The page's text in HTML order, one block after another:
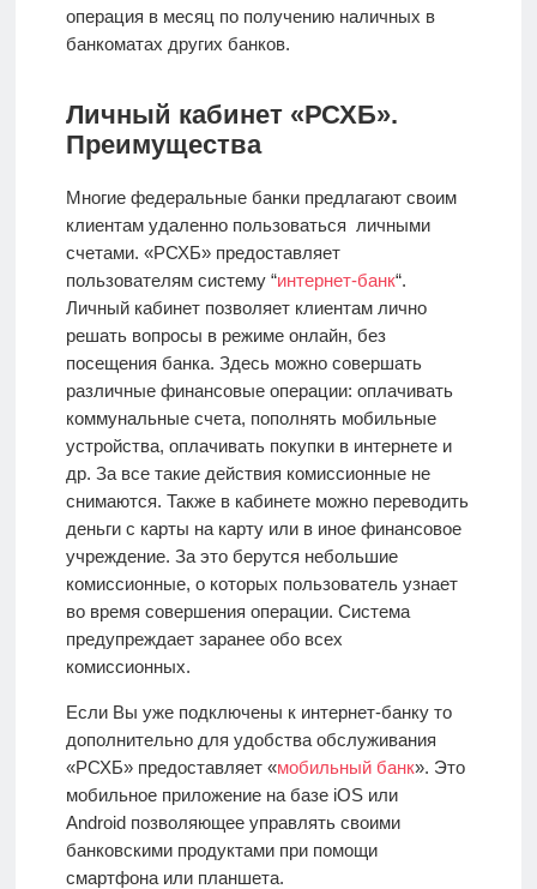
операция в месяц по получению наличных в
банкоматах других банков.
Личный кабинет «РСХБ».
Преимущества
Многие федеральные банки предлагают своим
клиентам удаленно пользоваться личными
счетами. «РСХБ» предоставляет
пользователям систему “интернет-банк“.
Личный кабинет позволяет клиентам лично
решать вопросы в режиме онлайн, без
посещения банка. Здесь можно совершать
различные финансовые операции: оплачивать
коммунальные счета, пополнять мобильные
устройства, оплачивать покупки в интернете и
др. За все такие действия комиссионные не
снимаются. Также в кабинете можно переводить
деньги с карты на карту или в иное финансовое
учреждение. За это берутся небольшие
комиссионные, о которых пользователь узнает
во время совершения операции. Система
предупреждает заранее обо всех
комиссионных.
Если Вы уже подключены к интернет-банку то
дополнительно для удобства обслуживания
«РСХБ» предоставляет «мобильный банк». Это
мобильное приложение на базе iOS или
Android позволяющее управлять своими
банковскими продуктами при помощи
смартфона или планшета.